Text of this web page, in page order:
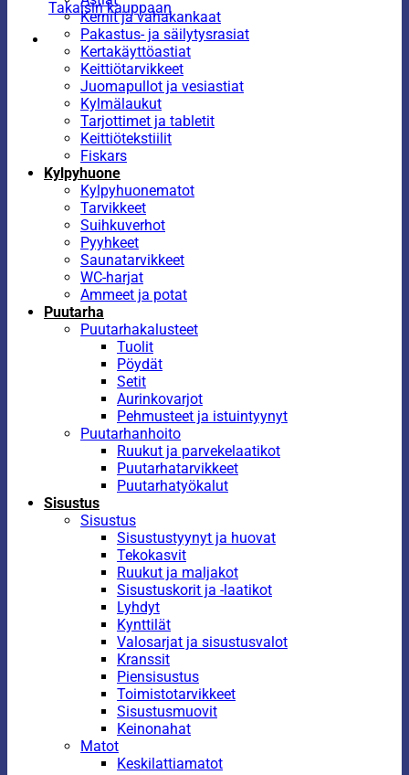
Takaisin kauppaan
Kernit ja vahakankaat
Pakastus- ja säilytysrasiat
Kertakäyttöastiat
Keittiötarvikkeet
Juomapullot ja vesiastiat
Kylmälaukut
Tarjottimet ja tabletit
Keittiötekstiilit
Fiskars
Kylpyhuone
Kylpyhuonematot
Tarvikkeet
Suihkuverhot
Pyyhkeet
Saunatarvikkeet
WC-harjat
Ammeet ja potat
Puutarha
Puutarhakalusteet
Tuolit
Pöydät
Setit
Aurinkovarjot
Pehmusteet ja istuintyynyt
Puutarhanhoito
Ruukut ja parvekelaatikot
Puutarhatarvikkeet
Puutarhatyökalut
Sisustus
Sisustus
Sisustustyynyt ja huovat
Tekokasvit
Ruukut ja maljakot
Sisustuskorit ja -laatikot
Lyhdyt
Kynttilät
Valosarjat ja sisustusvalot
Kranssit
Piensisustus
Toimistotarvikkeet
Sisustusmuovit
Keinonahat
Matot
Keskilattiamatot